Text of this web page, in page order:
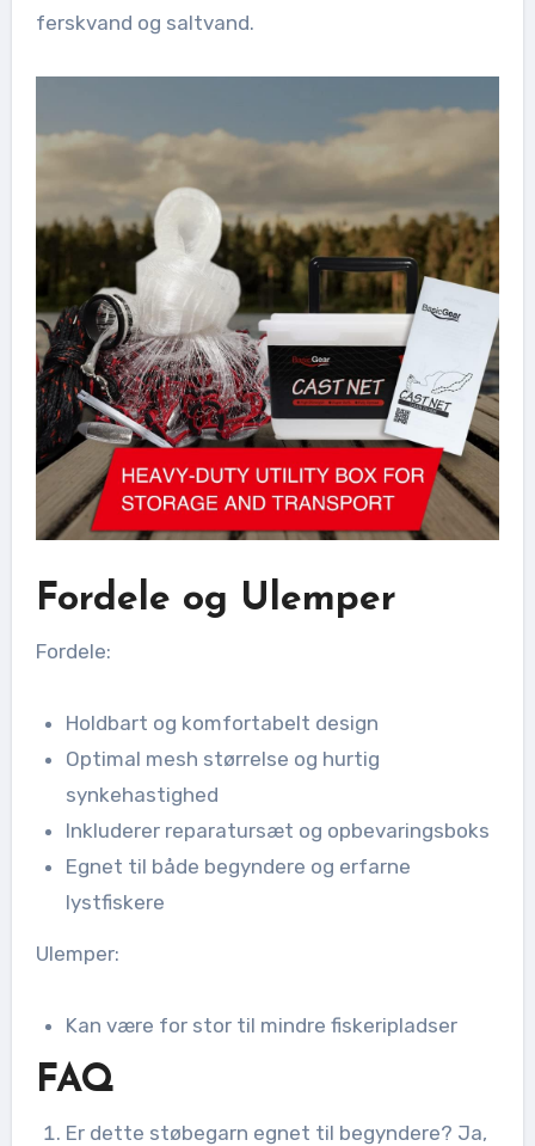
ferskvand og saltvand.
Fordele og Ulemper
Fordele:
Holdbart og komfortabelt design
Optimal mesh størrelse og hurtig
synkehastighed
Inkluderer reparatursæt og opbevaringsboks
Egnet til både begyndere og erfarne
lystfiskere
Ulemper:
Kan være for stor til mindre fiskeripladser
FAQ
Er dette støbegarn egnet til begyndere? Ja,